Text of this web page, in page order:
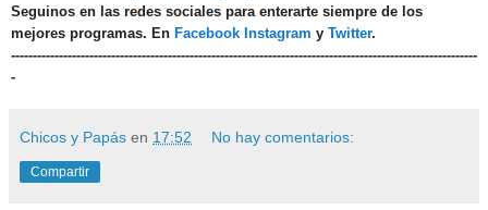
Seguinos en las redes sociales para enterarte siempre de los
mejores programas. En Facebook Instagram y Twitter.
-----------------------------------------------------------------------------------------------------------
-
Chicos y Papás en 17:52 No hay comentarios:
Compartir